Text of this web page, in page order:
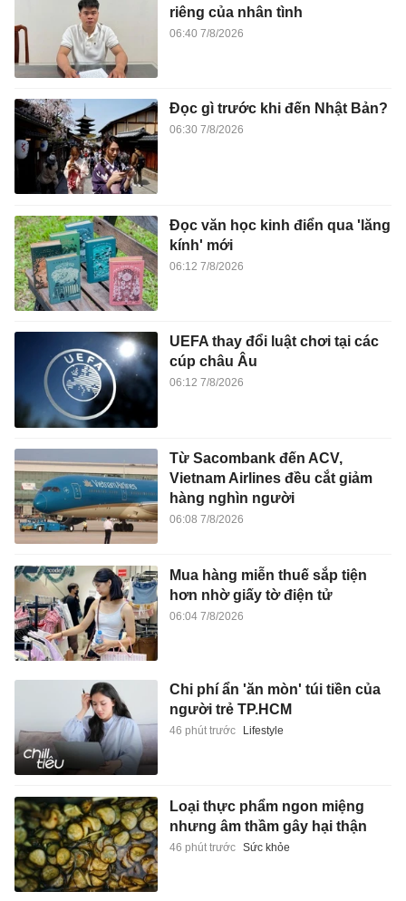
riêng của nhân tình
06:40 7/8/2026
Đọc gì trước khi đến Nhật Bản?
06:30 7/8/2026
Đọc văn học kinh điển qua 'lăng
kính' mới
06:12 7/8/2026
UEFA thay đổi luật chơi tại các
cúp châu Âu
06:12 7/8/2026
Từ Sacombank đến ACV,
Vietnam Airlines đều cắt giảm
hàng nghìn người
06:08 7/8/2026
Mua hàng miễn thuế sắp tiện
hơn nhờ giấy tờ điện tử
06:04 7/8/2026
Chi phí ẩn 'ăn mòn' túi tiền của
người trẻ TP.HCM
46 phút trước Lifestyle
Loại thực phẩm ngon miệng
nhưng âm thầm gây hại thận
46 phút trước Sức khỏe